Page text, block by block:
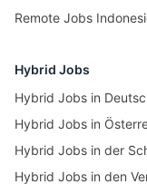
Remote Jobs
Hybrid Jobs
Hybrid Jobs in
Hybrid Jobs in
Hybrid Jobs in der
Hybrid Jobs in den